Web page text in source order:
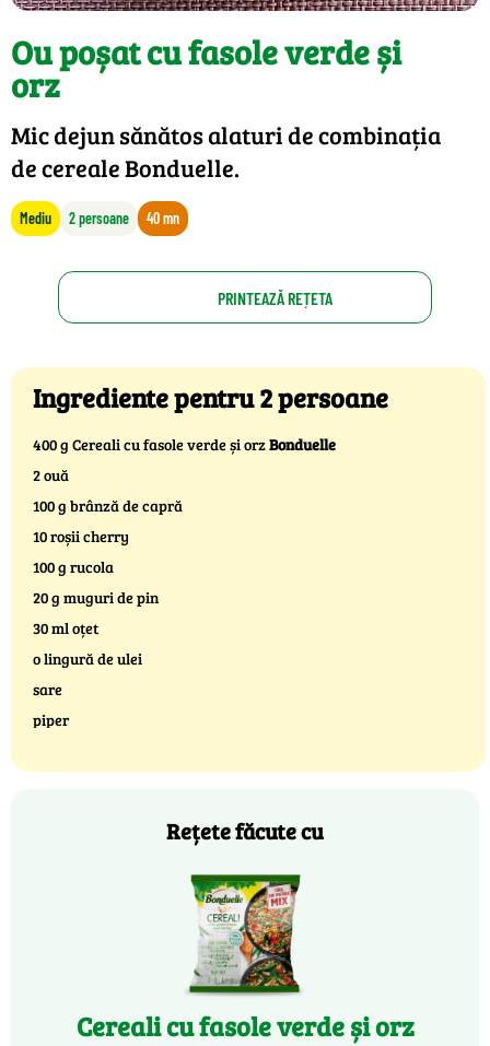
Ou poșat cu fasole verde și
orz
Mic dejun sănătos alaturi de combinația
de cereale Bonduelle.
Mediu 2 persoane 40 mn
PRINTEAZĂ REȚETA
Ingrediente pentru 2 persoane
400 g Cereali cu fasole verde și orzBonduelle
2 ouă
100 g brânză de capră
10 roșii cherry
100 g rucola
20 g muguri de pin
30 ml oțet
o lingură de ulei
sare
piper
Rețete făcute cu
Cereali cu fasole verde și orz